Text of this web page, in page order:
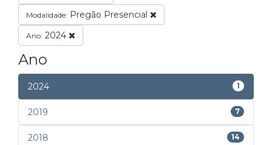
Modalidade: Pregão Presencial
Ano: 2024
Ano
2024 1
2019 7
2018 14